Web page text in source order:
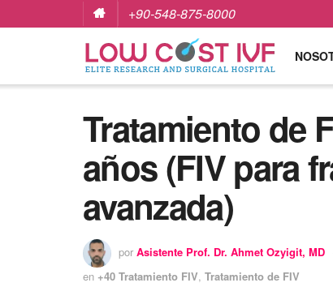
+90-548-875-8000
Tratamiento de
años (FIV para
avanzada)
por Asistente Prof. Dr. Ahmet Ozyigit, MD
en +40 Tratamiento FIV, Tratamiento de FIV